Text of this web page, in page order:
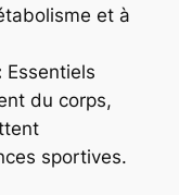
et à
Essentiels
du corps,
sportives.